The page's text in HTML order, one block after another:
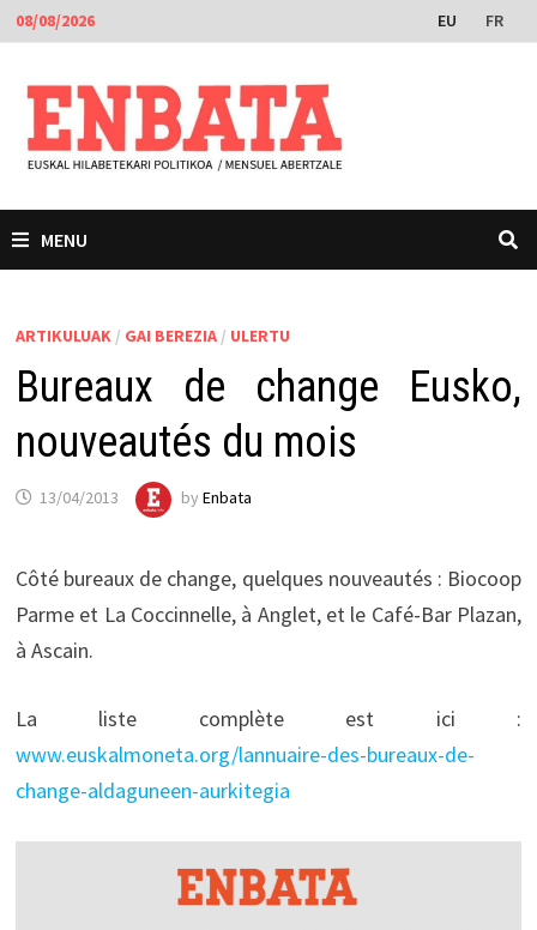
Skip
to
content
08/08/2026 EU FR
MENU
ARTIKULUAK / GAI BEREZIA/ ULERTU
Bureaux de change Eusko,
nouveautés du mois
13/04/2013 by Enbata
Côté bureaux de change, quelques nouveautés : Biocoop
Parme et La Coccinnelle, à Anglet, et le Café-Bar Plazan,
à Ascain.
La liste complète est ici :
www.euskalmoneta.org/lannuaire-des-bureaux-de-
change-aldaguneen-aurkitegia